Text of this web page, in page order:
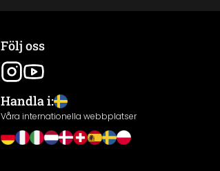
Följ oss
Handla i:
Våra internationella webbplatser